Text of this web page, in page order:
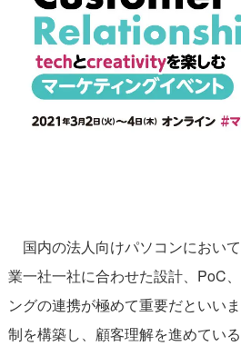
国内の法人向けパソコンにおい
業一社一社に合わせた設計、PoC
ングの連携が極めて重要だといい
制を構築し、顧客理解を進めて